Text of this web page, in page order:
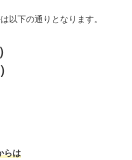
以下の通りとなります。
らは